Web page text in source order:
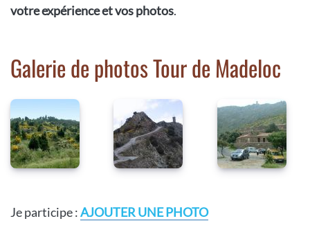
votre expérience et vos photos.
Galerie de photos Tour de Madeloc
Je participe :AJOUTER UNE PHOTO